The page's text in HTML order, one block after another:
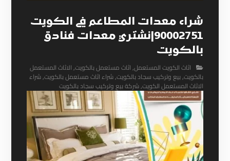
شراء معدات المطاعم في الكويت
90002751|نشتري معدات فنادق
بالكويت
اثاث الكويت المستعمل,اثاث مستعمل بالكويت,الاثاث المستعمل
بالكويت,بيع وتركيب سجاد بالكويت,شراء اثاث مستعمل بالكويت,شراء
الاثاث المستعمل الكويت,شركة بيع وتركيب سجاد بالكويت